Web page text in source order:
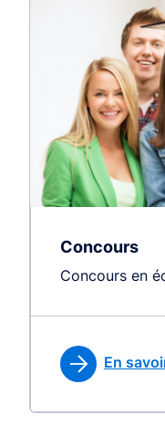
Concours
Concours en
En